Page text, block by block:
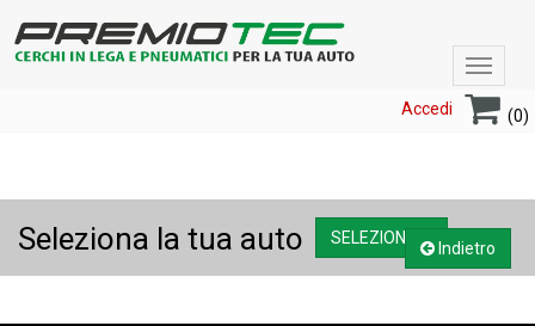
Toggle
Accedi
(0)
Seleziona la tua auto SELEZIONA....
Indietro